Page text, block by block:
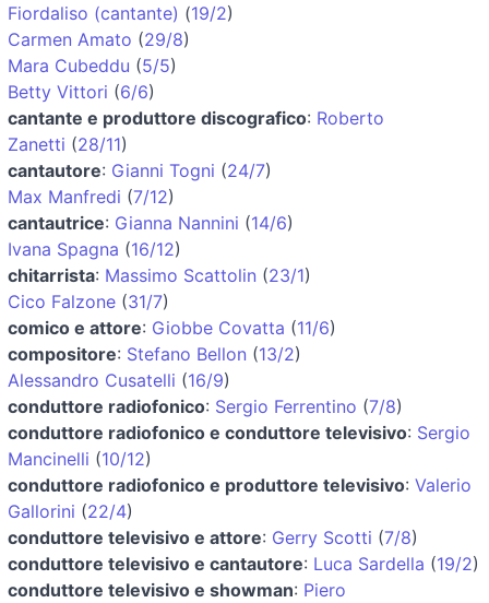
Fiordaliso (cantante) (19/2)
Carmen Amato (29/8)
Mara Cubeddu (5/5)
Betty Vittori (6/6)
cantante e produttore discografico: Roberto
Zanetti (28/11)
cantautore: Gianni Togni (24/7)
Max Manfredi (7/12)
cantautrice: Gianna Nannini (14/6)
Ivana Spagna (16/12)
chitarrista: Massimo Scattolin (23/1)
Cico Falzone (31/7)
comico e attore: Giobbe Covatta (11/6)
compositore: Stefano Bellon (13/2)
Alessandro Cusatelli (16/9)
conduttore radiofonico: Sergio Ferrentino (7/8)
conduttore radiofonico e conduttore televisivo: Sergio
Mancinelli (10/12)
conduttore radiofonico e produttore televisivo: Valerio
Gallorini (22/4)
conduttore televisivo e attore: Gerry Scotti (7/8)
conduttore televisivo e cantautore: Luca Sardella (19/2)
conduttore televisivo e showman: Piero